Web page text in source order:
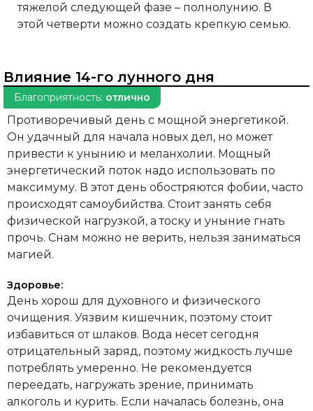
тяжелой следующей фазе – полнолунию. В
этой четверти можно создать крепкую семью.
Влияние 14-го лунного дня
Благоприятность: отлично
Противоречивый день с мощной энергетикой.
Он удачный для начала новых дел, но может
привести к унынию и меланхолии. Мощный
энергетический поток надо использовать по
максимуму. В этот день обостряются фобии, часто
происходят самоубийства. Стоит занять себя
физической нагрузкой, а тоску и уныние гнать
прочь. Снам можно не верить, нельзя заниматься
магией.
Здоровье:
День хорош для духовного и физического
очищения. Уязвим кишечник, поэтому стоит
избавиться от шлаков. Вода несет сегодня
отрицательный заряд, поэтому жидкость лучше
потреблять умеренно. Не рекомендуется
переедать, нагружать зрение, принимать
алкоголь и курить. Если началась болезнь, она